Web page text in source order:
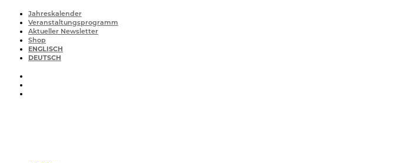
Jahreskalender
Veranstaltungsprogramm
Aktueller Newsletter
Shop
ENGLISCH
DEUTSCH